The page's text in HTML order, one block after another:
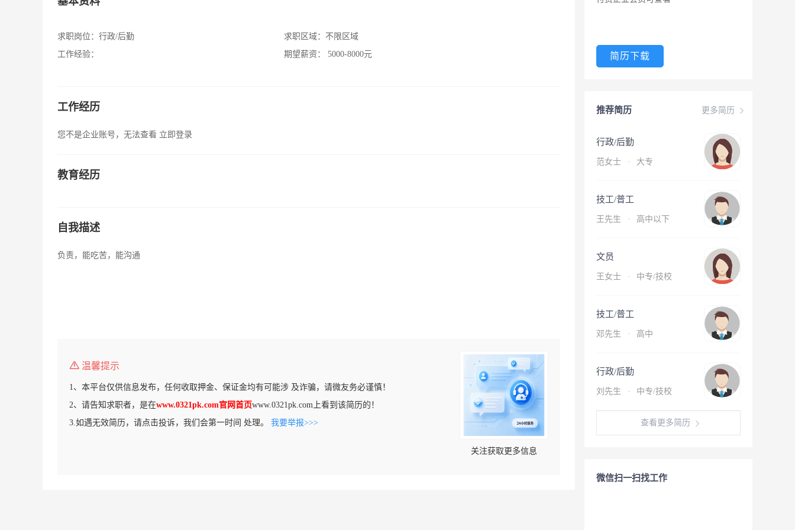
求职岗位： 行政/后勤
工作经验：
求职区域： 不限区域
期望薪资：
5000-8000元
工作经历
您不是企业账号，无法查看 立即登录
教育经历
自我描述
负责，能吃苦，能沟通
温馨提示
1、本平台仅供信息发布，任何收取押金、保证金均有可能涉 及诈骗，请微友务必谨慎！
2、请告知求职者，是在www.0321pk.com官网首页www.0321pk.com上看到该简历的！
3.如遇无效简历，请点击投诉，我们会第一时间 处理。 我要举报>>>
关注获取更多信息
简历下载
更多简历
推荐简历
行政/后勤
范女士 · 大专
技工/普工
王先生 · 高中以下
文员
王女士 · 中专/技校
技工/普工
邓先生 · 高中
行政/后勤
刘先生 · 中专/技校
查看更多简历
微信扫一扫找工作